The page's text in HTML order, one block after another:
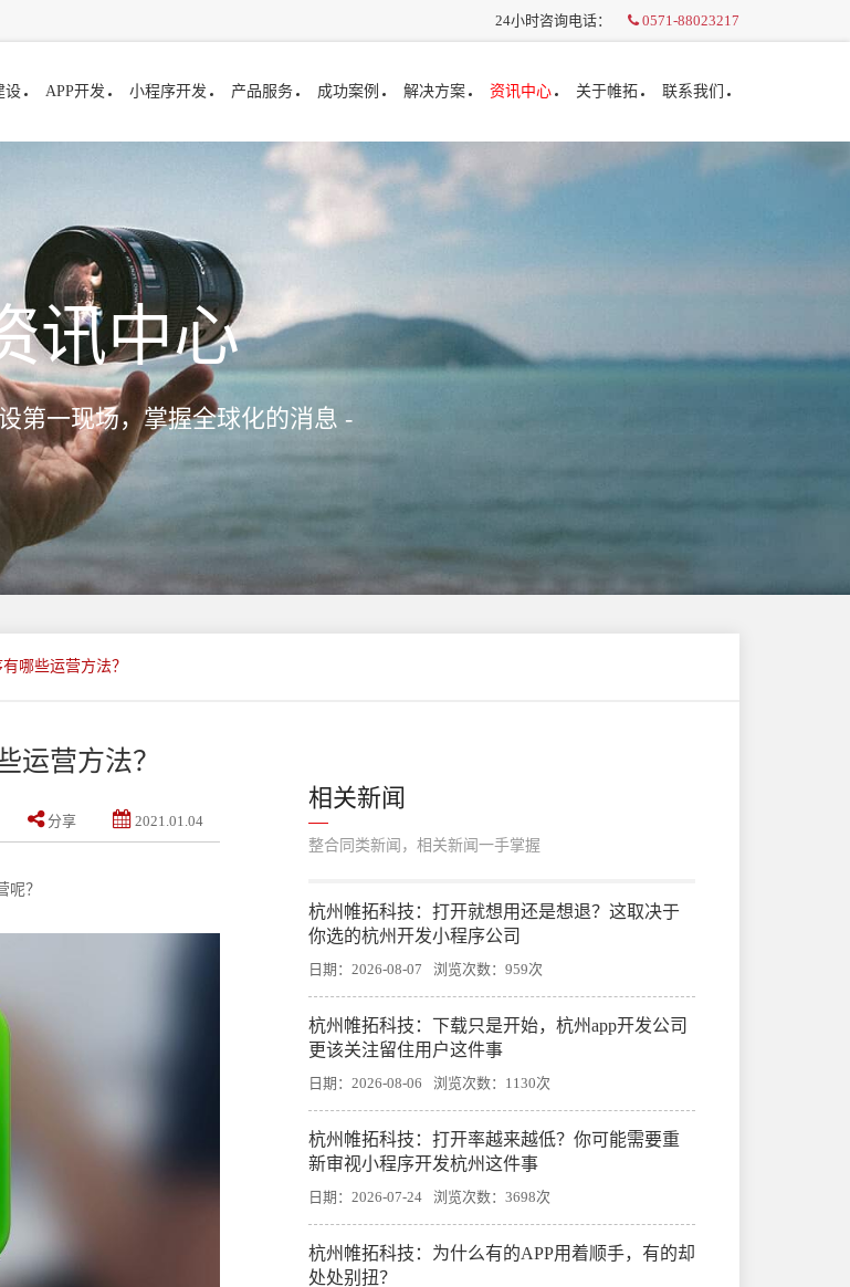
24小时咨询电话： 0571-88023217
设 APP开发 小程序开发 产品服务 成功案例 解决方案 资讯中心 关于帷拓 联系我们
讯中心
第一现场，掌握全球化的消息 -
哪些运营方法？
运营方法？
分享 2021.01.04
？
相关新闻
整合同类新闻，相关新闻一手掌握
杭州帷拓科技：打开就想用还是想退？这取决于
你选的杭州开发小程序公司
日期：2026-08-07 浏览次数：959次
杭州帷拓科技：下载只是开始，杭州app开发公司
更该关注留住用户这件事
日期：2026-08-06 浏览次数：1130次
杭州帷拓科技：打开率越来越低？你可能需要重
新审视小程序开发杭州这件事
日期：2026-07-24 浏览次数：3698次
杭州帷拓科技：为什么有的APP用着顺手，有的却
处处别扭？